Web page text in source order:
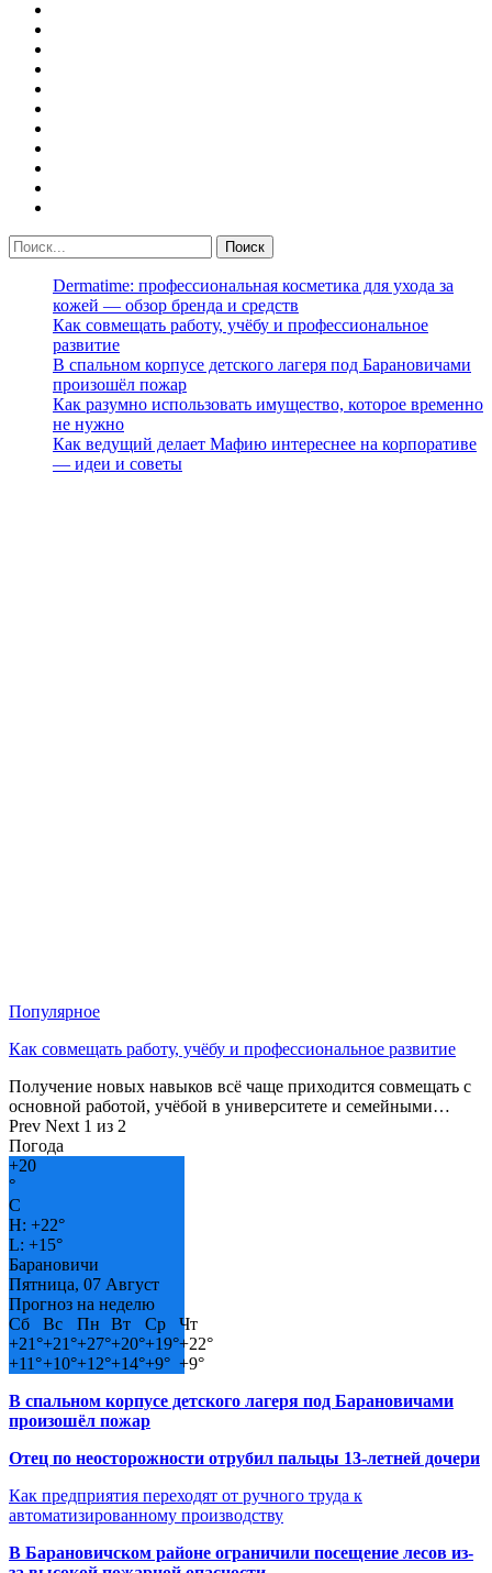
Dermatime: профессиональная косметика для ухода за
кожей — обзор бренда и средств
Как совмещать работу, учёбу и профессиональное
развитие
В спальном корпусе детского лагеря под Барановичами
произошёл пожар
Как разумно использовать имущество, которое временно
не нужно
Как ведущий делает Мафию интереснее на корпоративе
— идеи и советы
Популярное
Как совмещать работу, учёбу и профессиональное развитие
Получение новых навыков всё чаще приходится совмещать с
основной работой, учёбой в университете и семейными…
Prev Next 1 из 2
Погода
+20
°
C
H: +22°
L: +15°
Барановичи
Пятница, 07 Август
Прогноз на неделю
Сб
Вс Пн Вт Ср
Чт
+21°+21°+27°+20°+19°+22°
+11°+10°+12°+14°+9° +9°
В спальном корпусе детского лагеря под Барановичами
произошёл пожар
Отец по неосторожности отрубил пальцы 13-летней дочери
Как предприятия переходят от ручного труда к
автоматизированному производству
В Барановичском районе ограничили посещение лесов из-